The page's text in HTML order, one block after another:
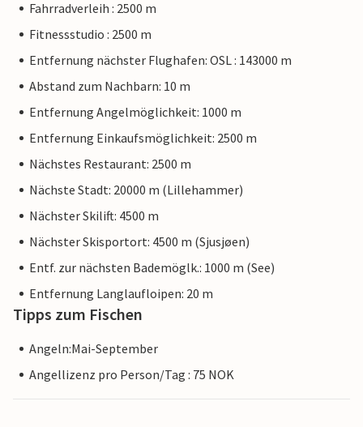
Fahrradverleih : 2500 m
Fitnessstudio : 2500 m
Entfernung nächster Flughafen: OSL : 143000 m
Abstand zum Nachbarn: 10 m
Entfernung Angelmöglichkeit: 1000 m
Entfernung Einkaufsmöglichkeit: 2500 m
Nächstes Restaurant: 2500 m
Nächste Stadt: 20000 m (Lillehammer)
Nächster Skilift: 4500 m
Nächster Skisportort: 4500 m (Sjusjøen)
Entf. zur nächsten Bademöglk.: 1000 m (See)
Entfernung Langlaufloipen: 20 m
Tipps zum Fischen
Angeln:Mai-September
Angellizenz pro Person/Tag : 75 NOK